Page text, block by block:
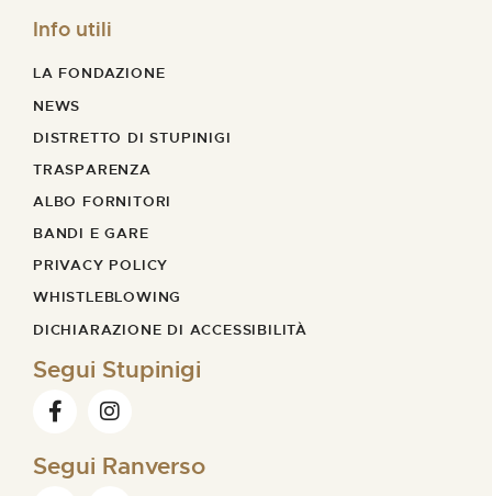
Info utili
LA FONDAZIONE
NEWS
DISTRETTO DI STUPINIGI
TRASPARENZA
ALBO FORNITORI
BANDI E GARE
PRIVACY POLICY
WHISTLEBLOWING
DICHIARAZIONE DI ACCESSIBILITÀ
Segui Stupinigi
Segui Ranverso